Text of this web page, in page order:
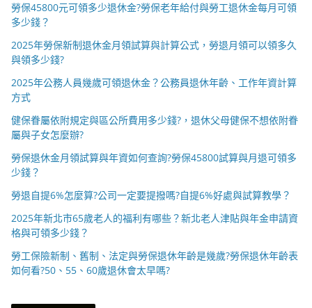
勞保45800元可領多少退休金?勞保老年給付與勞工退休金每月可領
多少錢？
2025年勞保新制退休金月領試算與計算公式，勞退月領可以領多久
與領多少錢?
2025年公務人員幾歲可領退休金？公務員退休年齡、工作年資計算
方式
健保眷屬依附規定與區公所費用多少錢?，退休父母健保不想依附眷
屬與子女怎麼辦?
勞保退休金月領試算與年資如何查詢?勞保45800試算與月退可領多
少錢？
勞退自提6%怎麼算?公司一定要提撥嗎?自提6%好處與試算教學？
2025年新北市65歲老人的福利有哪些？新北老人津貼與年金申請資
格與可領多少錢？
勞工保險新制、舊制、法定與勞保退休年齡是幾歲?勞保退休年齡表
如何看?50、55、60歲退休會太早嗎?